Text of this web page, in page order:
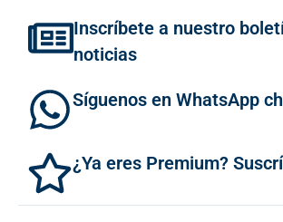
Inscríbete a nuestro
noticias
Síguenos en WhatsApp
¿Ya eres Premium?